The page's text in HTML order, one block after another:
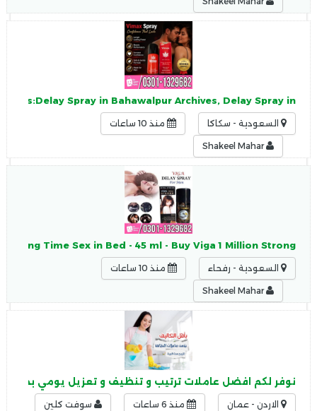
Spray in Bahawalpur Archives, Delay Spray in
السعودية - سكاكا منذ 10 ساعات
Shakeel Mahar
Long Time Sex in Bed - 45 ml - Buy Viga 1 Million Strong
السعودية - رفحاء منذ 10 ساعات
Shakeel Mahar
نوفر لكم افضل عاملات ترتيب و تنظيف و تعزيل يومي بخبرة
الاردن - عمان منذ 6 ساعات سوفت كلين